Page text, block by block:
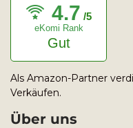
4.7 /5
eKomi Rank
Gut
Als Amazon-Partner
Verkäufen.
Über uns